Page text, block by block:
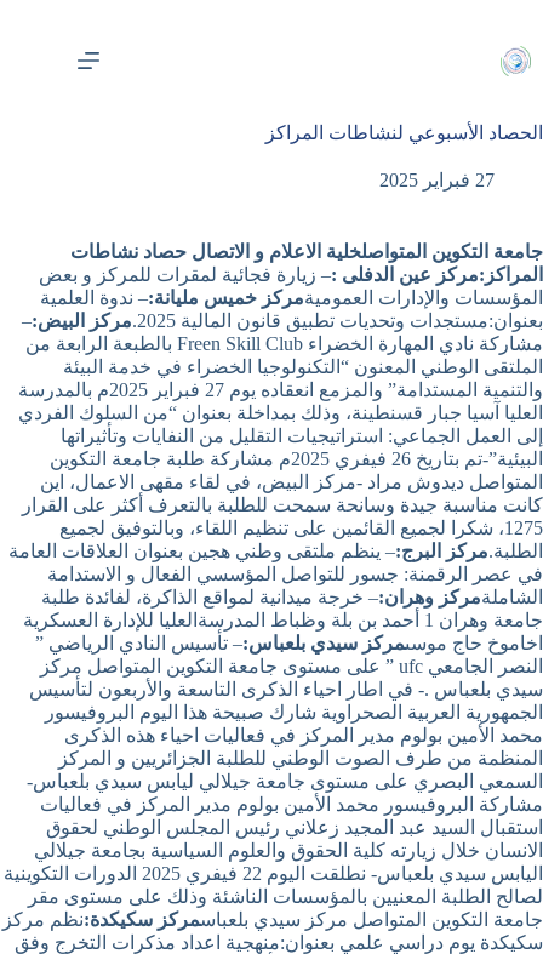
المحتوى
الحصاد الأسبوعي لنشاطات المراكز
27 فبراير 2025
جامعة التكوين المتواصلخلية الاعلام و الاتصال حصاد نشاطات
المراكز:مركز عين الدفلى :– زيارة فجائية لمقرات للمركز و بعض
المؤسسات والإدارات العموميةمركز خميس مليانة:– ندوة العلمية
بعنوان:مستجدات وتحديات تطبيق قانون المالية 2025.
مركز البيض:–
مشاركة نادي المهارة الخضراء Freen Skill Club بالطبعة الرابعة من
الملتقى الوطني المعنون “التكنولوجيا الخضراء في خدمة البيئة
والتنمية المستدامة” والمزمع انعقاده يوم 27 فبراير 2025م بالمدرسة
العليا آسيا جبار قسنطينة، وذلك بمداخلة بعنوان “من السلوك الفردي
إلى العمل الجماعي: استراتيجيات التقليل من النفايات وتأثيراتها
البيئية”-تم بتاريخ 26 فيفري 2025م مشاركة طلبة جامعة التكوين
المتواصل ديدوش مراد -مركز البيض، في لقاء مقهى الاعمال، اين
كانت مناسبة جيدة وسانحة سمحت للطلبة بالتعرف أكثر على القرار
1275، شكرا لجميع القائمين على تنظيم اللقاء، وبالتوفيق لجميع
الطلبة.مركز البرج:– ينظم ملتقى وطني هجين بعنوان العلاقات العامة
في عصر الرقمنة: جسور للتواصل المؤسسي الفعال و الاستدامة
الشاملةمركز وهران:– خرجة ميدانية لمواقع الذاكرة، لفائدة طلبة
جامعة وهران 1 أحمد بن بلة وظباط المدرسةالعليا للإدارة العسكرية
اخاموخ حاج موسىمركز سيدي بلعباس:– تأسيس النادي الرياضي ”
النصر الجامعي ufc ” على مستوى جامعة التكوين المتواصل مركز
سيدي بلعباس .- في اطار احياء الذكرى التاسعة والأربعون لتأسيس
الجمهورية العربية الصحراوية شارك صبيحة هذا اليوم البروفيسور
محمد الأمين بولوم مدير المركز في فعاليات احياء هذه الذكرى
المنظمة من طرف الصوت الوطني للطلبة الجزائريين و المركز
السمعي البصري على مستوى جامعة جيلالي ليابس سيدي بلعباس-
مشاركة البروفيسور محمد الأمين بولوم مدير المركز في فعاليات
استقبال السيد عبد المجيد زعلاني رئيس المجلس الوطني لحقوق
الانسان خلال زيارته كلية الحقوق والعلوم السياسية بجامعة جيلالي
اليابس سيدي بلعباس- نطلقت اليوم 22 فيفري 2025 الدورات التكوينية
لصالح الطلبة المعنيين بالمؤسسات الناشئة وذلك على مستوى مقر
جامعة التكوين المتواصل مركز سيدي بلعباسمركز سكيكدة:نظم مركز
سكيكدة يوم دراسي علمي بعنوان:منهجية اعداد مذكرات التخرج وفق